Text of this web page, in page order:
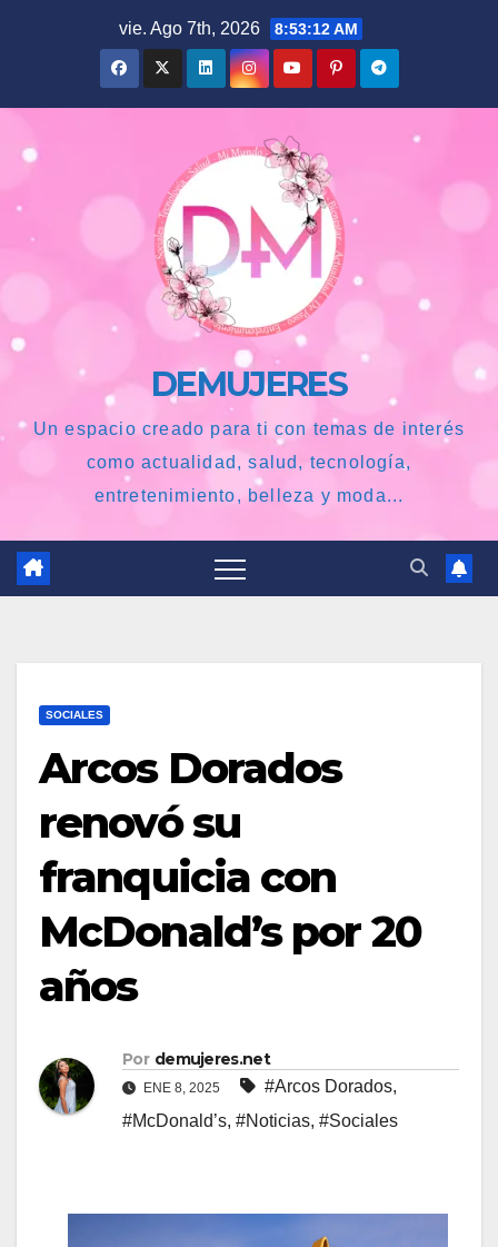
vie. Ago 7th, 2026 8:53:13 AM
DEMUJERES
Un espacio creado para ti con temas de interés
como actualidad, salud, tecnología,
entretenimiento, belleza y moda...
SOCIALES
Arcos Dorados
renovó su
franquicia con
McDonald’s por 20
años
Por demujeres.net
ENE 8, 2025 #Arcos Dorados,
#McDonald’s, #Noticias, #Sociales